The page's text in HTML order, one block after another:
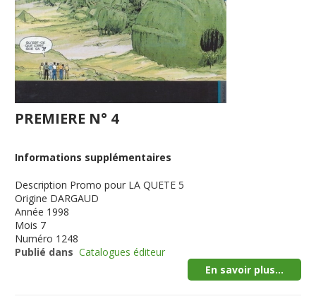
PREMIERE N° 4
Informations supplémentaires
Description Promo pour LA QUETE 5
Origine DARGAUD
Année 1998
Mois 7
Numéro 1248
Publié dans Catalogues éditeur
En savoir plus...